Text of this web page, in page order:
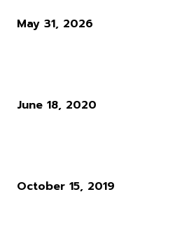
May 31, 2026
June 18, 2020
October 15, 2019